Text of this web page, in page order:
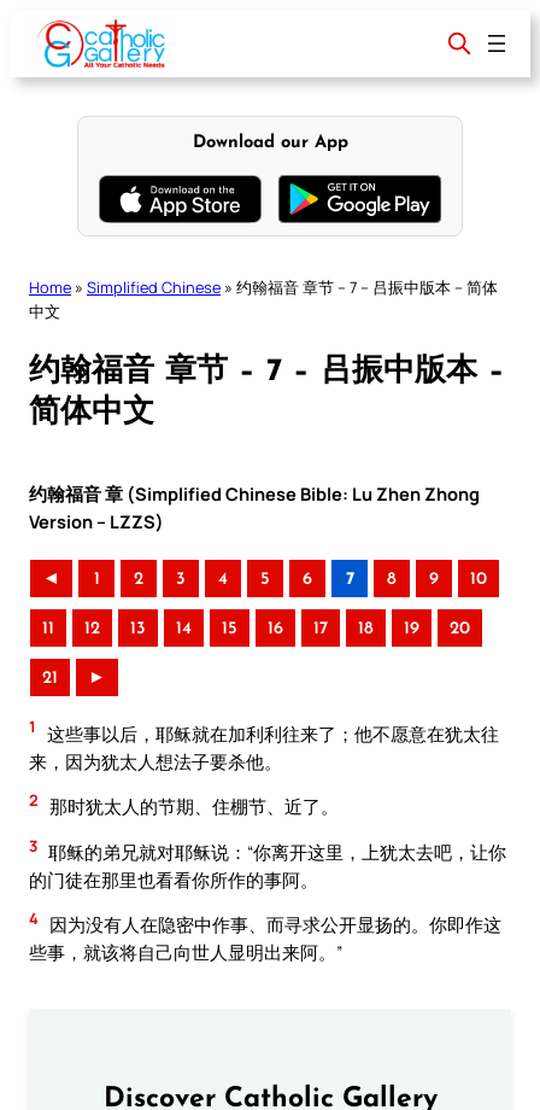
content
Download our App
Home » Simplified Chinese » 约翰福音 章节 – 7 – 吕振中版本 – 简体
中文
约翰福音 章节 – 7 – 吕振中版本 –
简体中文
约翰福音 章 (Simplified Chinese Bible: Lu Zhen Zhong
Version – LZZS)
◄ 1 2 3 4 5 6 7 8 9 10
11 12 13 14 15 16 17 18 19 20
21 ►
1
这些事以后，耶稣就在加利利往来了；他不愿意在犹太往
来，因为犹太人想法子要杀他。
2 那时犹太人的节期、住棚节、近了。
3 耶稣的弟兄就对耶稣说：“你离开这里，上犹太去吧，让你
的门徒在那里也看看你所作的事阿。
4 因为没有人在隐密中作事、而寻求公开显扬的。你即作这
些事，就该将自己向世人显明出来阿。”
Discover Catholic Gallery